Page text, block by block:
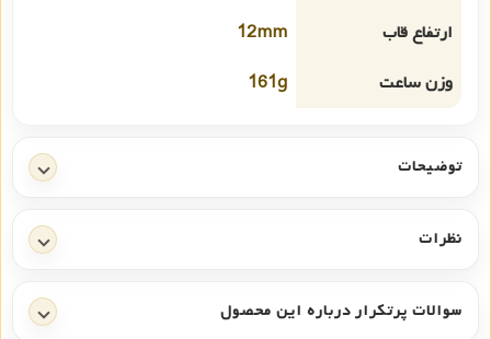
ارتفاع قاب
12mm
وزن ساعت
161g
توضیحات
نظرات
سوالات پرتکرار درباره این محصول